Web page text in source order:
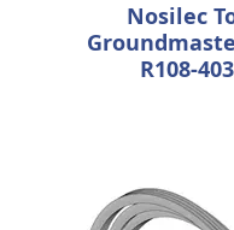
Nosilec
R108-